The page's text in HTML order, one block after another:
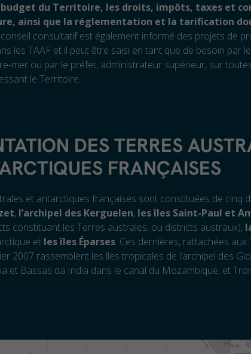
du Territoire, les droits, impôts, taxes et
ainsi que la réglementation et la tarification
consultatif est également informé des projets de
les TAAF et il peut être saisi en tant que de besoin par
mer ou par le préfet, administrateur supérieur, sur
le Territoire.
DES TERRES
FRANÇAISES
et antarctiques françaises sont constituées de cinq
, l’archipel des Kerguelen, lesîles Saint-Paul et
constituant les Terres australes, ou districts austraux),
et les îles Éparses. Ces dernières, rattachées aux
2007 rassemblent les îles tropicales de l’archipel des
et Bassas da India dans le canal du Mozambique, et